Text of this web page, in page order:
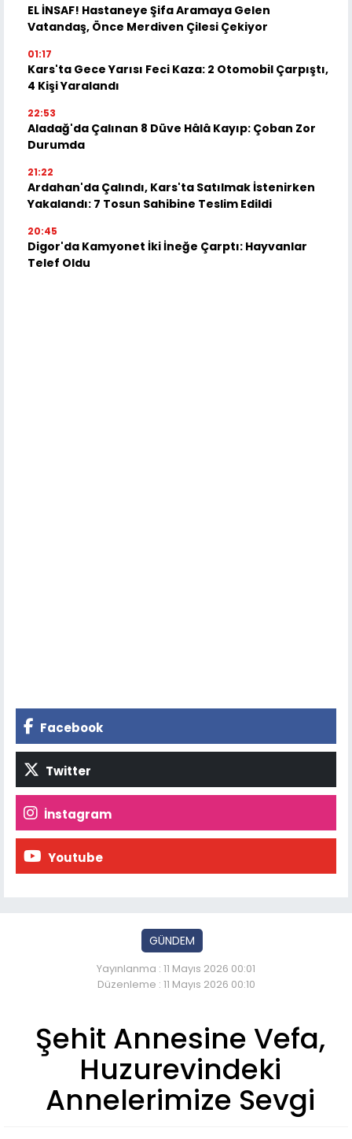
EL İNSAF! Hastaneye Şifa Aramaya Gelen
Vatandaş, Önce Merdiven Çilesi Çekiyor
01:17
Kars'ta Gece Yarısı Feci Kaza: 2 Otomobil Çarpıştı,
4 Kişi Yaralandı
22:53
Aladağ'da Çalınan 8 Düve Hâlâ Kayıp: Çoban Zor
Durumda
21:22
Ardahan'da Çalındı, Kars'ta Satılmak İstenirken
Yakalandı: 7 Tosun Sahibine Teslim Edildi
20:45
Digor'da Kamyonet İki İneğe Çarptı: Hayvanlar
Telef Oldu
Facebook
Twitter
İnstagram
Youtube
GÜNDEM
Yayınlanma : 11 Mayıs 2026 00:01
Düzenleme : 11 Mayıs 2026 00:10
Şehit Annesine Vefa,
Huzurevindeki
Annelerimize Sevgi